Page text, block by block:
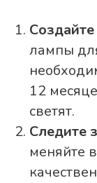
лампы
12
светят.
Следите
меняйте